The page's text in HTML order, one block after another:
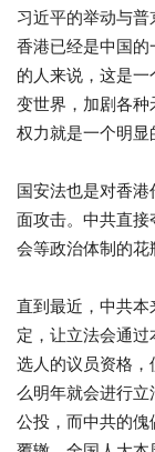
习近平的举动与
香港已经是中国
的人来说，这是
变世界，加剧各
权力就是一个明显
国安法也是对香
面攻击。中共直
会等政治体制的花
直到最近，中共
定，让立法会通
选人的议员资格
么明年就会进行
公投，而中共的